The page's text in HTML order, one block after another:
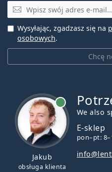
E-mail
Chcę
Wysyłając, zgadzasz się na
osobowych.
Jakub
obsługa klienta
We also
E-sklep
pon–pt: